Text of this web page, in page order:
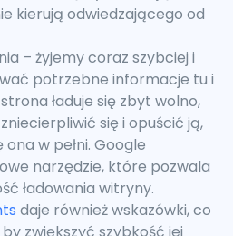
kierują odwiedzającego od
– żyjemy coraz szybciej i
potrzebne informacje tu i
ładuje się zbyt wolno,
się i opuścić ją,
ona w pełni. Google
narzędzie, które pozwala
ładowania witryny.
daje również wskazówki, co